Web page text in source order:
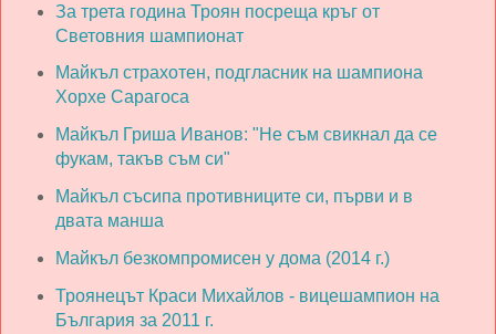
За трета година Троян посреща кръг от
Световния шампионат
Майкъл страхотен, подгласник на шампиона
Хорхе Сарагоса
Майкъл Гриша Иванов: "Не съм свикнал да се
фукам, такъв съм си"
Майкъл съсипа противниците си, първи и в
двата манша
Майкъл безкомпромисен у дома (2014 г.)
Троянецът Краси Михайлов - вицешампион на
България за 2011 г.